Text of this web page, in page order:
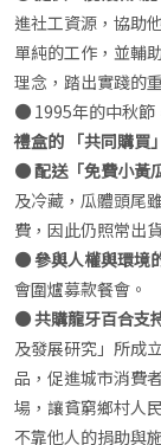
進社工資源，協助
單純的工作，並輔
理念，踏出實踐的
● 1995年的中秋節
禮盒的 「共同購買」
● 配送「免費小黃
及冷藏，瓜體頭尾
費，因此仍照常出
● 參與人權與環境
會圍爐募款餐會。
● 共購龍牙百合支
及發展研究」所成
品，促進城市消費
場，讓貧窮鄉村人
不靠他人的捐助與